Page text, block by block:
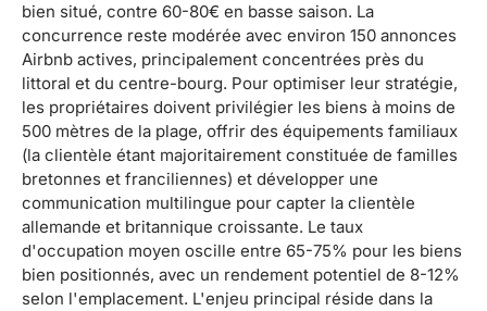
bien situé, contre 60-80€ en basse saison. La
concurrence reste modérée avec environ 150 annonces
Airbnb actives, principalement concentrées près du
littoral et du centre-bourg. Pour optimiser leur stratégie,
les propriétaires doivent privilégier les biens à moins de
500 mètres de la plage, offrir des équipements familiaux
(la clientèle étant majoritairement constituée de familles
bretonnes et franciliennes) et développer une
communication multilingue pour capter la clientèle
allemande et britannique croissante. Le taux
d'occupation moyen oscille entre 65-75% pour les biens
bien positionnés, avec un rendement potentiel de 8-12%
selon l'emplacement. L'enjeu principal réside dans la